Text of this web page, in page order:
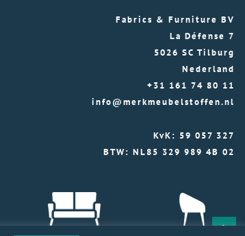
Fabrics & Furniture BV
La Défense 7
5026 SC Tilburg
Nederland
+31 161 74 80 11
info@merkmeubelstoffen.nl
KvK: 59 057 327
BTW: NL85 329 989 4B 02